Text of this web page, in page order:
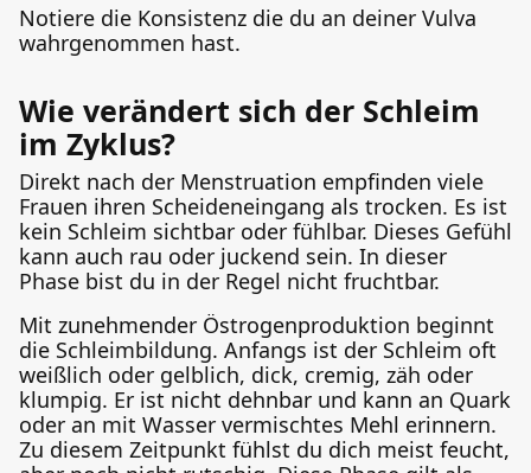
Notiere die Konsistenz die du an deiner Vulva
wahrgenommen hast.
Wie verändert sich der Schleim
im Zyklus?
Direkt nach der Menstruation empfinden viele
Frauen ihren Scheideneingang als trocken. Es ist
kein Schleim sichtbar oder fühlbar. Dieses Gefühl
kann auch rau oder juckend sein. In dieser
Phase bist du in der Regel nicht fruchtbar.
Mit zunehmender Östrogenproduktion beginnt
die Schleimbildung. Anfangs ist der Schleim oft
weißlich oder gelblich, dick, cremig, zäh oder
klumpig. Er ist nicht dehnbar und kann an Quark
oder an mit Wasser vermischtes Mehl erinnern.
Zu diesem Zeitpunkt fühlst du dich meist feucht,